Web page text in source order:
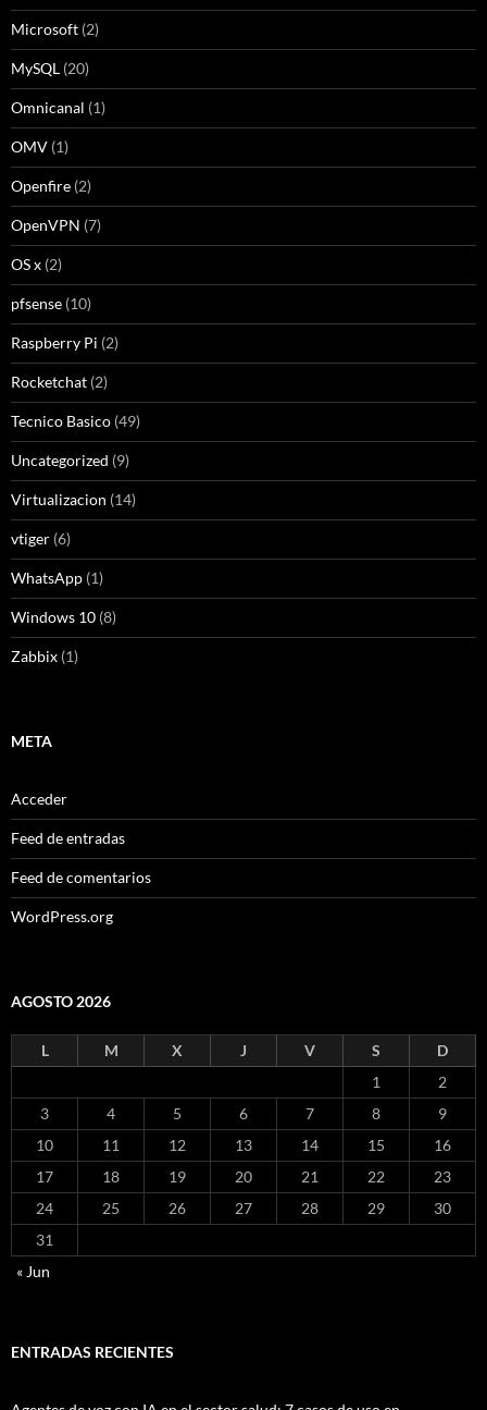
Microsoft (2)
MySQL (20)
Omnicanal (1)
OMV (1)
Openfire (2)
OpenVPN (7)
OS x (2)
pfsense (10)
Raspberry Pi (2)
Rocketchat (2)
Tecnico Basico (49)
Uncategorized (9)
Virtualizacion (14)
vtiger (6)
WhatsApp (1)
Windows 10 (8)
Zabbix (1)
META
Acceder
Feed de entradas
Feed de comentarios
WordPress.org
AGOSTO 2026
L M X J V S
D
1
2
3
4 5 6 7 8
9
10
11 12 13 14 15
16
17
18 19 20 21 22
23
24
25 26 27 28 29
30
31
« Jun
ENTRADAS RECIENTES